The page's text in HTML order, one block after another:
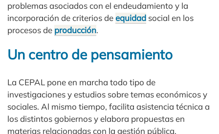
problemas asociados con el endeudamiento y la
incorporación de criterios deequidad social en los
procesos de producción.
Un centro de pensamiento
La CEPAL pone en marcha todo tipo de
investigaciones y estudios sobre temas económicos y
sociales. Al mismo tiempo, facilita asistencia técnica a
los distintos gobiernos y elabora propuestas en
materias relacionadas con la gestión pública.